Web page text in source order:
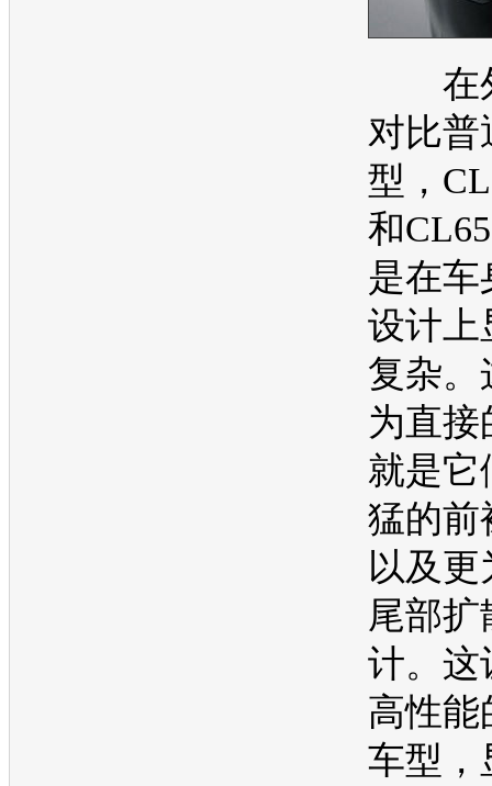
在
对比普
型，
和
是在车
设计上
复杂。
为直接
就是它
猛的前
以及
尾部扩
计。这
高性能
车型，